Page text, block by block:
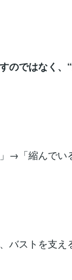
のではなく、
→「縮んでい
バストを支え